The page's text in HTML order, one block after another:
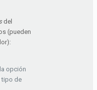
del
(pueden
opción
tipo de